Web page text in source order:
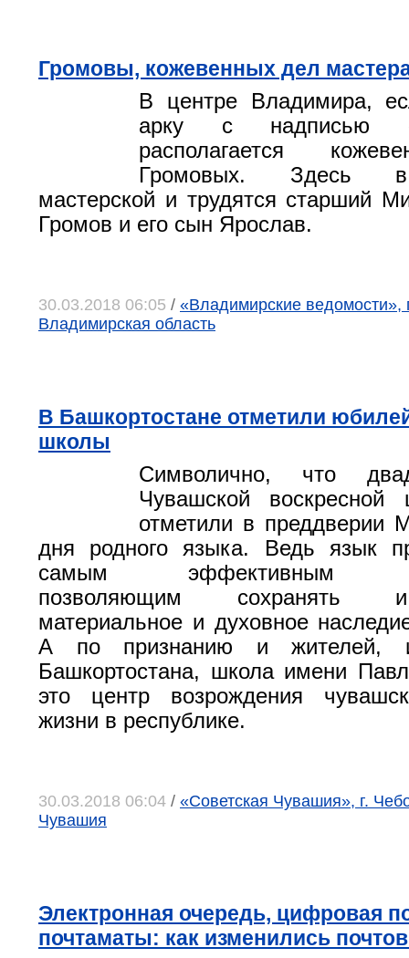
Громовы, кожевенных дел
В центре Владимира,
арку с надписью
располагается
Громовых. Здесь
мастерской и трудятся старший
Громов и его сын Ярослав.
30.03.2018 06:05 / «Владимирские ведомости»,
Владимирская область
В Башкортостане отметили
школы
Символично, что
Чувашской
отметили в преддверии
дня родного языка. Ведь язык
самым эффективным
позволяющим сохранять
материальное и духовное
А по признанию и жителей, и
Башкортостана, школа имени
это центр возрождения
жизни в республике.
30.03.2018 06:04 / «Советская Чувашия», г.
Чувашия
Электронная очередь, цифровая
почтаматы: как изменились